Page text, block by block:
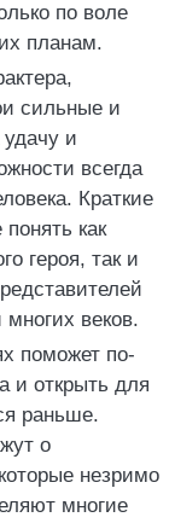
по воле
планам.
сильные и
и
всегда
Краткие
как
героя, так и
веков.
поможет по-
и открыть для
раньше.
о
незримо
многие